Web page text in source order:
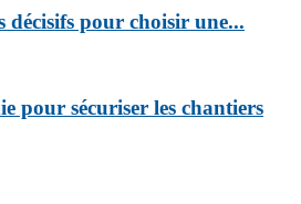
décisifs pour choisir une...
pour sécuriser les chantiers